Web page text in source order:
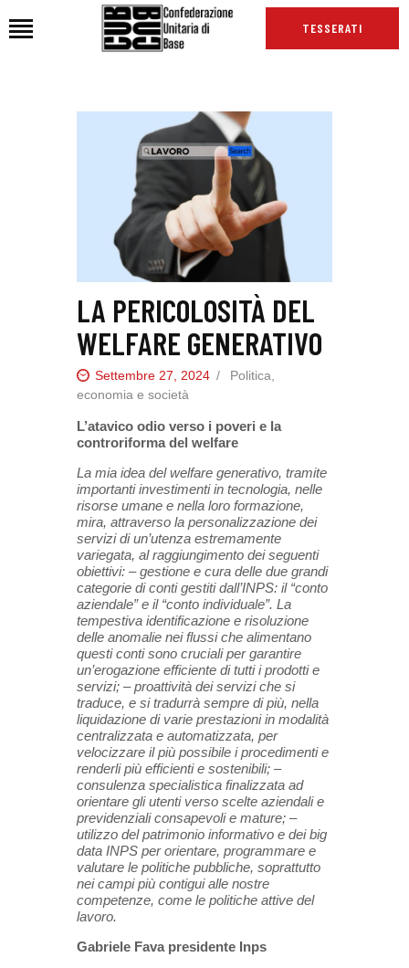
TESSERATI
CHI SIAMO
PODCAST CUB
TG CUB
INTERNAZIONALE
RASSEGNA STAMPA
LA PERICOLOSITÀ DEL
WELFARE GENERATIVO
Settembre 27, 2024
Politica,
economia e società
L’atavico odio verso i poveri e la
controriforma del welfare
La mia idea del welfare generativo, tramite
importanti investimenti in tecnologia, nelle
risorse umane e nella loro formazione,
mira, attraverso la personalizzazione dei
servizi di un’utenza estremamente
variegata, al raggiungimento dei seguenti
obiettivi: – gestione e cura delle due grandi
categorie di conti gestiti dall’INPS: il “conto
aziendale” e il “conto individuale”. La
tempestiva identificazione e risoluzione
delle anomalie nei flussi che alimentano
questi conti sono cruciali per garantire
un’erogazione efficiente di tutti i prodotti e
servizi; – proattività dei servizi che si
traduce, e si tradurrà sempre di più, nella
liquidazione di varie prestazioni in modalità
centralizzata e automatizzata, per
velocizzare il più possibile i procedimenti e
renderli più efficienti e sostenibili; –
consulenza specialistica finalizzata ad
orientare gli utenti verso scelte aziendali e
previdenziali consapevoli e mature; –
utilizzo del patrimonio informativo e dei big
data INPS per orientare, programmare e
valutare le politiche pubbliche, soprattutto
nei campi più contigui alle nostre
competenze, come le politiche attive del
lavoro.
Gabriele Fava presidente Inps